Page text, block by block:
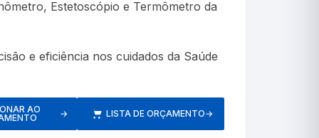
Estetoscópio e Termômetro da
e eficiência nos cuidados da Saúde
AO
→ LISTA DE ORÇAMENTO→